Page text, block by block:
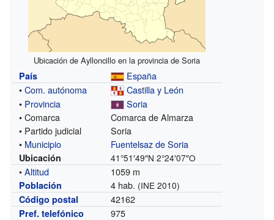
Ubicación de Aylloncillo en la provincia de Soria
País
España
•Com. autónoma
Castilla y León
• Provincia
Soria
• Comarca
Comarca de Almarza
• Partido judicial
Soria
• Municipio Fuentelsaz de Soria
Ubicación 41°51′49″N 2°24′07″O
•Altitud 1059 m
Población 4 hab. (INE 2010)
Código postal
42162
Pref. telefónico 975